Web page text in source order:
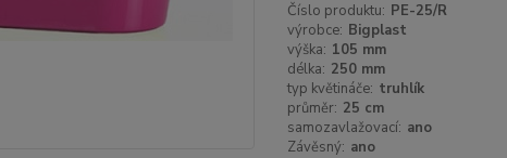
Číslo produktu: PE-25/R
výrobce: Bigplast
výška: 105 mm
délka: 250 mm
typ květináče: truhlík
průměr: 25 cm
samozavlažovací: ano
Závěsný: ano